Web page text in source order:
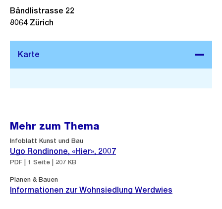
Stadtplan 3D
Bändlistrasse 22
8064 Zürich
Mehr zum Thema
Infoblatt Kunst und Bau
Ugo Rondinone, «Hier», 2007
PDF | 1 Seite | 207 KB
Planen & Bauen
Informationen zur Wohnsiedlung Werdwies